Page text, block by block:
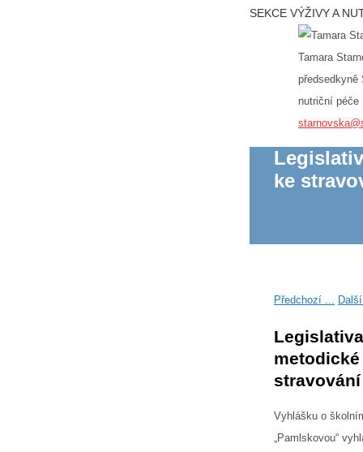
SEKCE VÝŽIVY A
Tamara
nutriční péče
ke
Předchozí ...
Vyhlášku o
„Pamlskovou“